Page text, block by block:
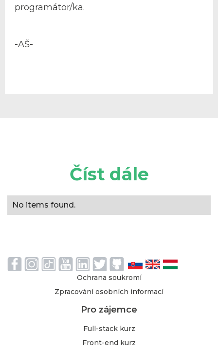
programátor/ka.
-AŠ-
Číst dále
No items found.
Ochrana soukromí
Zpracování osobních informací
Pro zájemce
Full-stack kurz
Front-end kurz